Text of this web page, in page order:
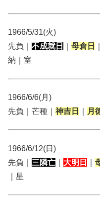
1966/5/31(火)
先負｜ 不成就日 母倉日
納｜室
1966/6/6(月)
先負｜芒種｜ 神吉日 月
1966/6/12(日)
先負｜ 三隣亡 大明日
｜星